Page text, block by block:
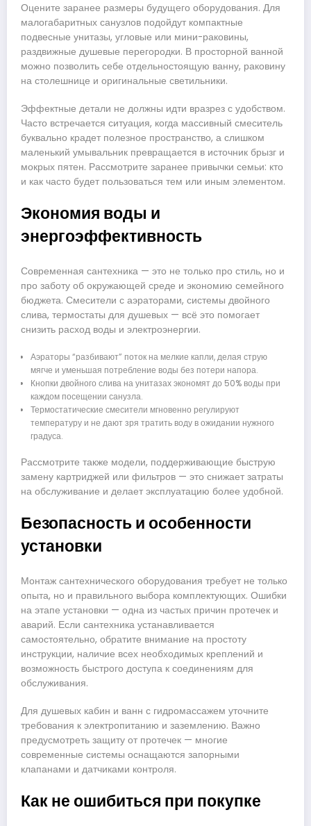
Оцените заранее размеры будущего оборудования. Для
малогабаритных санузлов подойдут компактные
подвесные унитазы, угловые или мини-раковины,
раздвижные душевые перегородки. В просторной ванной
можно позволить себе отдельностоящую ванну, раковину
на столешнице и оригинальные светильники.
Эффектные детали не должны идти вразрез с удобством.
Часто встречается ситуация, когда массивный смеситель
буквально крадет полезное пространство, а слишком
маленький умывальник превращается в источник брызг и
мокрых пятен. Рассмотрите заранее привычки семьи: кто
и как часто будет пользоваться тем или иным элементом.
Экономия воды и
энергоэффективность
Современная сантехника — это не только про стиль, но и
про заботу об окружающей среде и экономию семейного
бюджета. Смесители с аэраторами, системы двойного
слива, термостаты для душевых — всё это помогает
снизить расход воды и электроэнергии.
Аэраторы “разбивают” поток на мелкие капли, делая струю
мягче и уменьшая потребление воды без потери напора.
Кнопки двойного слива на унитазах экономят до 50% воды при
каждом посещении санузла.
Термостатические смесители мгновенно регулируют
температуру и не дают зря тратить воду в ожидании нужного
градуса.
Рассмотрите также модели, поддерживающие быструю
замену картриджей или фильтров — это снижает затраты
на обслуживание и делает эксплуатацию более удобной.
Безопасность и особенности
установки
Монтаж сантехнического оборудования требует не только
опыта, но и правильного выбора комплектующих. Ошибки
на этапе установки — одна из частых причин протечек и
аварий. Если сантехника устанавливается
самостоятельно, обратите внимание на простоту
инструкции, наличие всех необходимых креплений и
возможность быстрого доступа к соединениям для
обслуживания.
Для душевых кабин и ванн с гидромассажем уточните
требования к электропитанию и заземлению. Важно
предусмотреть защиту от протечек — многие
современные системы оснащаются запорными
клапанами и датчиками контроля.
Как не ошибиться при покупке